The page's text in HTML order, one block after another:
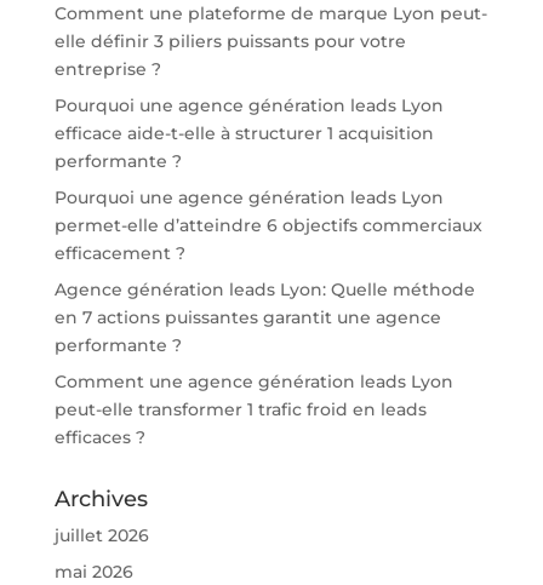
Comment une plateforme de marque Lyon peut-
elle définir 3 piliers puissants pour votre
entreprise ?
Pourquoi une agence génération leads Lyon
efficace aide-t-elle à structurer 1 acquisition
performante ?
Pourquoi une agence génération leads Lyon
permet-elle d’atteindre 6 objectifs commerciaux
efficacement ?
Agence génération leads Lyon: Quelle méthode
en 7 actions puissantes garantit une agence
performante ?
Comment une agence génération leads Lyon
peut-elle transformer 1 trafic froid en leads
efficaces ?
Archives
juillet 2026
mai 2026